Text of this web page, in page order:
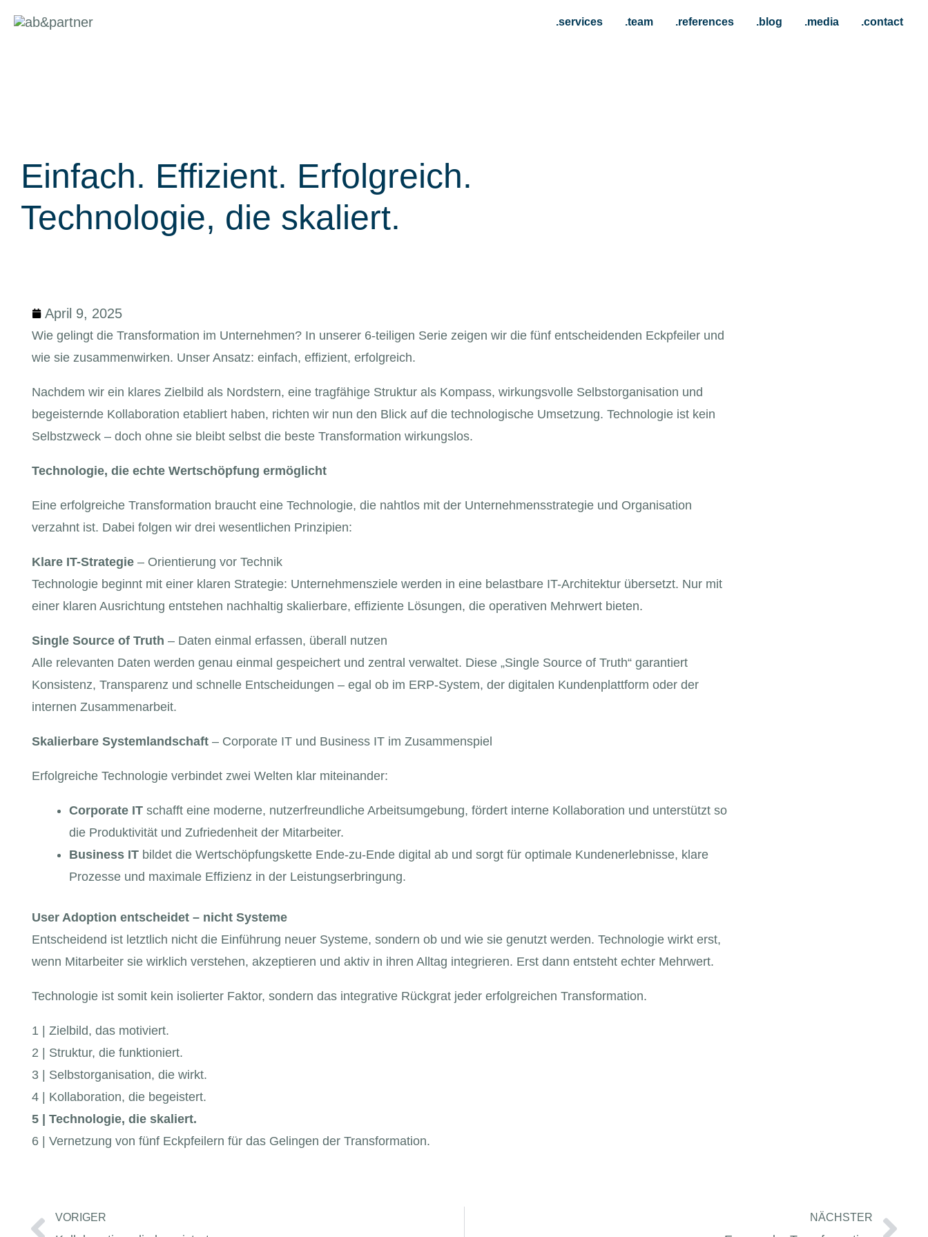
.services .team .references .blog .media .contact
Einfach. Effizient. Erfolgreich.
Technologie, die skaliert.
April 9, 2025
Wie gelingt die Transformation im Unternehmen? In unserer 6-teiligen Serie zeigen wir die fünf entscheidenden Eckpfeiler und
wie sie zusammenwirken. Unser Ansatz: einfach, effizient, erfolgreich.
Nachdem wir ein klares Zielbild als Nordstern, eine tragfähige Struktur als Kompass, wirkungsvolle Selbstorganisation und
begeisternde Kollaboration etabliert haben, richten wir nun den Blick auf die technologische Umsetzung. Technologie ist kein
Selbstzweck – doch ohne sie bleibt selbst die beste Transformation wirkungslos.
Technologie, die echte Wertschöpfung ermöglicht
Eine erfolgreiche Transformation braucht eine Technologie, die nahtlos mit der Unternehmensstrategie und Organisation
verzahnt ist. Dabei folgen wir drei wesentlichen Prinzipien:
Klare IT-Strategie – Orientierung vor Technik
Technologie beginnt mit einer klaren Strategie: Unternehmensziele werden in eine belastbare IT-Architektur übersetzt. Nur mit
einer klaren Ausrichtung entstehen nachhaltig skalierbare, effiziente Lösungen, die operativen Mehrwert bieten.
Single Source of Truth – Daten einmal erfassen, überall nutzen
Alle relevanten Daten werden genau einmal gespeichert und zentral verwaltet. Diese „Single Source of Truth“ garantiert
Konsistenz, Transparenz und schnelle Entscheidungen – egal ob im ERP-System, der digitalen Kundenplattform oder der
internen Zusammenarbeit.
Skalierbare Systemlandschaft – Corporate IT und Business IT im Zusammenspiel
Erfolgreiche Technologie verbindet zwei Welten klar miteinander:
Corporate IT schafft eine moderne, nutzerfreundliche Arbeitsumgebung, fördert interne Kollaboration und unterstützt so
die Produktivität und Zufriedenheit der Mitarbeiter.
Business IT bildet die Wertschöpfungskette Ende-zu-Ende digital ab und sorgt für optimale Kundenerlebnisse, klare
Prozesse und maximale Effizienz in der Leistungserbringung.
User Adoption entscheidet – nicht Systeme
Entscheidend ist letztlich nicht die Einführung neuer Systeme, sondern ob und wie sie genutzt werden. Technologie wirkt erst,
wenn Mitarbeiter sie wirklich verstehen, akzeptieren und aktiv in ihren Alltag integrieren. Erst dann entsteht echter Mehrwert.
Technologie ist somit kein isolierter Faktor, sondern das integrative Rückgrat jeder erfolgreichen Transformation.
1 | Zielbild, das motiviert.
2 | Struktur, die funktioniert.
3 | Selbstorganisation, die wirkt.
4 | Kollaboration, die begeistert.
5 | Technologie, die skaliert.
6 | Vernetzung von fünf Eckpfeilern für das Gelingen der Transformation.
Zurück
VORIGER NÄCHSTER